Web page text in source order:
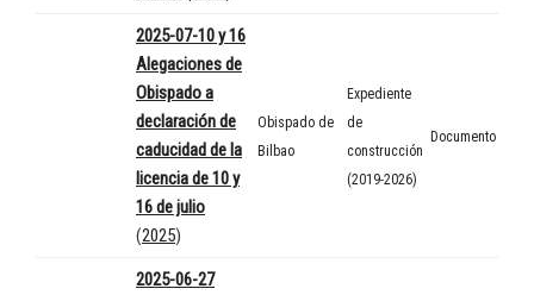
2025-07-10 y 16
Alegaciones de
Obispado a
declaración de
caducidad de la
licencia de 10 y
16 de julio
(2025)
Obispado de
Bilbao
Expediente
de
construcción
(2019-2026)
Documento
2025-06-27